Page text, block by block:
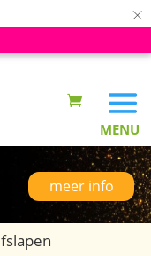
×
meer info